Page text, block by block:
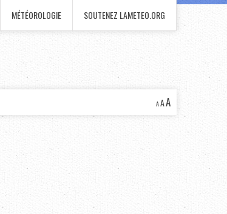
MÉTÉOROLOGIE SOUTENEZ LAMETEO.ORG
AAA